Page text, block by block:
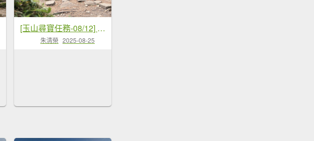
[玉山尋寶任務-08/12] 2025_0824 鹿林山步道_鹿林山
朱清榮 2025-08-25